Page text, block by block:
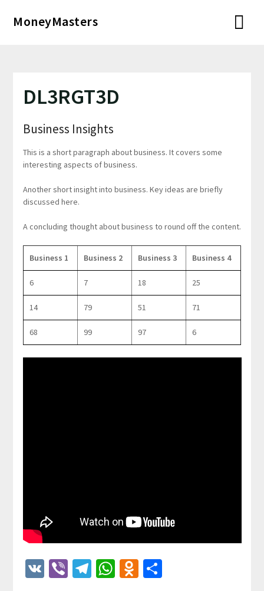
MoneyMasters
DL3RGT3D
Business Insights
This is a short paragraph about business. It covers some
interesting aspects of business.
Another short insight into business. Key ideas are briefly
discussed here.
A concluding thought about business to round off the content.
Business 1 Business 2 Business 3 Business 4
6 7 18 25
14 79 51 71
68 99 97 6
VKViberTelegram
WhatsApp
Odnoklassniki
Отправить